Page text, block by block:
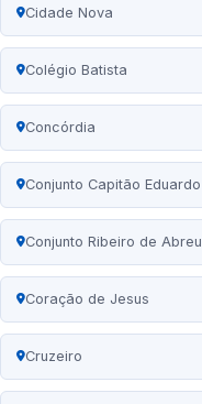
Cidade Nova
Colégio Batista
Concórdia
Conjunto Capitão Eduardo
Conjunto Ribeiro de Abreu
Coração de Jesus
Cruzeiro